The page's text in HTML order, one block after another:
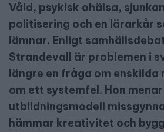
Våld, psykisk ohälsa,
politisering och en lärarkår
lämnar. Enligt
Strandevall är problemen i
längre en fråga om enskilda
om ett systemfel. Hon
utbildningsmodell
hämmar kreativitet och